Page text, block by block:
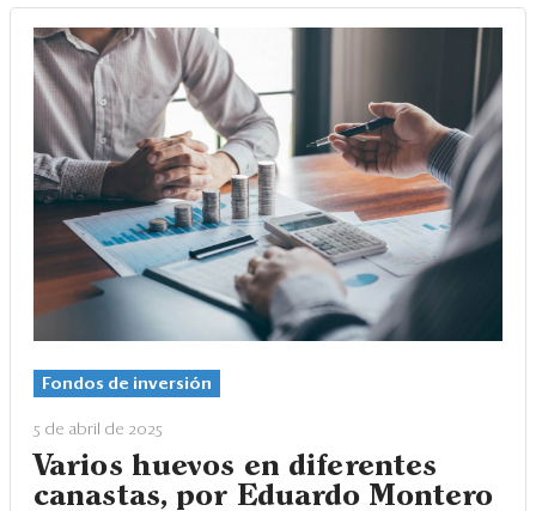
Fondos de inversión
5 de abril de 2025
Varios huevos en diferentes
canastas, por Eduardo Montero